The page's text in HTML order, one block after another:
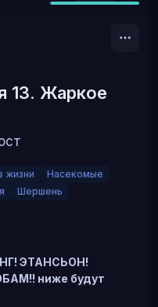
то человеческое
будут)
13. Жаркое
жизни
Насекомые
Шершень
ЭТАНСЬОН!
ниже будут